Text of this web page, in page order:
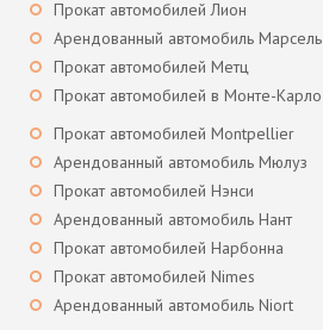
Прокат автомобилей Лион
Арендованный автомобиль Марсель
Прокат автомобилей Метц
Прокат автомобилей в Монте-Карло
Прокат автомобилей Montpellier
Арендованный автомобиль Мюлуз
Прокат автомобилей Нэнси
Арендованный автомобиль Нант
Прокат автомобилей Нарбонна
Прокат автомобилей Nimes
Арендованный автомобиль Niort